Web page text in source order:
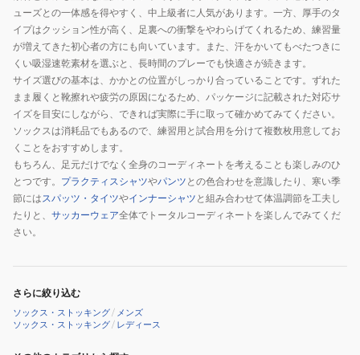
ューズとの一体感を得やすく、中上級者に人気があります。一方、厚手のタ
イプはクッション性が高く、足裏への衝撃をやわらげてくれるため、練習量
が増えてきた初心者の方にも向いています。また、汗をかいてもべたつきに
くい吸湿速乾素材を選ぶと、長時間のプレーでも快適さが続きます。
サイズ選びの基本は、かかとの位置がしっかり合っていることです。ずれた
まま履くと靴擦れや疲労の原因になるため、パッケージに記載された対応サ
イズを目安にしながら、できれば実際に手に取って確かめてみてください。
ソックスは消耗品でもあるので、練習用と試合用を分けて複数枚用意してお
くことをおすすめします。
もちろん、足元だけでなく全身のコーディネートを考えることも楽しみのひ
とつです。 プラクティスシャツやパンツ との色合わせを意識したり、寒い季
節にはスパッツ・タイツやインナーシャツ と組み合わせて体温調節を工夫し
たりと、 サッカーウェア全体でトータルコーディネートを楽しんでみてくだ
さい。
さらに絞り込む
ソックス・ストッキング/ メンズ
ソックス・ストッキング/ レディース